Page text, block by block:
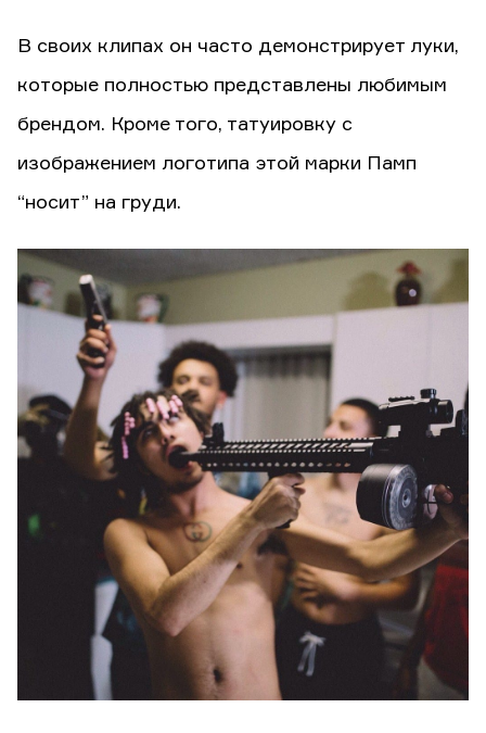
В своих клипах он часто демонстрирует луки,
которые полностью представлены любимым
брендом. Кроме того, татуировку с
изображением логотипа этой марки Памп
“носит” на груди.